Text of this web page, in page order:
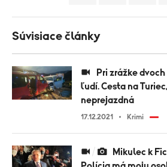
Súvisiace články
ľudí. Cesta na
neprejazdná
17.12.2021 Krimi